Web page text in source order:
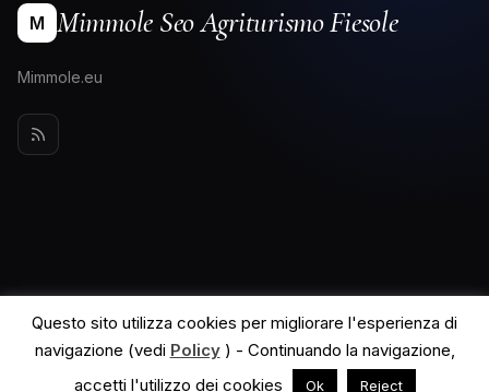
M Mimmole Seo Agriturismo Fiesole
Mimmole.eu
© 2026 Mimmole Seo Agriturismo Fiesole. All rights reserved.
MyWiki WordPress Theme
Questo sito utilizza cookies per migliorare l'esperienza di
navigazione (vedi Policy) - Continuando la navigazione,
accetti l'utilizzo dei cookies
Ok Reject